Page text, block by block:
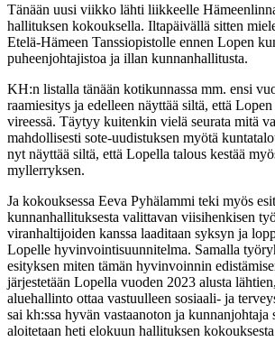
Tänään uusi viikko lähti liikkeelle
hallituksen kokouksella. Iltapäivällä sitten
Etelä-Hämeen Tanssiopistolle ennen Lopen
puheenjohtajistoa ja illan kunnanhallitusta.
KH:n listalla tänään kotikunnassa mm. ensi
raamiesitys ja edelleen näyttää siltä, että
vireessä. Täytyy kuitenkin vielä seurata mitä
mahdollisesti sote-uudistuksen myötä
nyt näyttää siltä, että Lopella talous kestää
myllerryksen.
Ja kokouksessa Eeva Pyhälammi teki myös
kunnanhallituksesta valittavan viisihenkisen
viranhaltijoiden kanssa laaditaan syksyn ja
Lopelle hyvinvointisuunnitelma. Samalla
esityksen miten tämän hyvinvoinnin
järjestetään Lopella vuoden 2023 alusta
aluehallinto ottaa vastuulleen sosiaali- ja
sai kh:ssa hyvän vastaanoton ja kunnanjohtaja
aloitetaan heti elokuun hallituksen